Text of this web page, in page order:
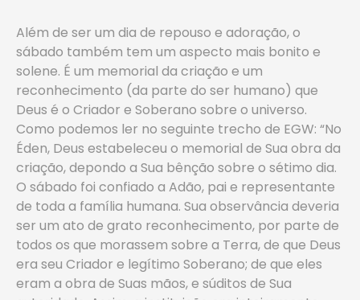
Além de ser um dia de repouso e adoração, o
sábado também tem um aspecto mais bonito e
solene. É um memorial da criação e um
reconhecimento (da parte do ser humano) que
Deus é o Criador e Soberano sobre o universo.
Como podemos ler no seguinte trecho de EGW: “No
Éden, Deus estabeleceu o memorial de Sua obra da
criação, depondo a Sua bênção sobre o sétimo dia.
O sábado foi confiado a Adão, pai e representante
de toda a família humana. Sua observância deveria
ser um ato de grato reconhecimento, por parte de
todos os que morassem sobre a Terra, de que Deus
era seu Criador e legítimo Soberano; de que eles
eram a obra de Suas mãos, e súditos de Sua